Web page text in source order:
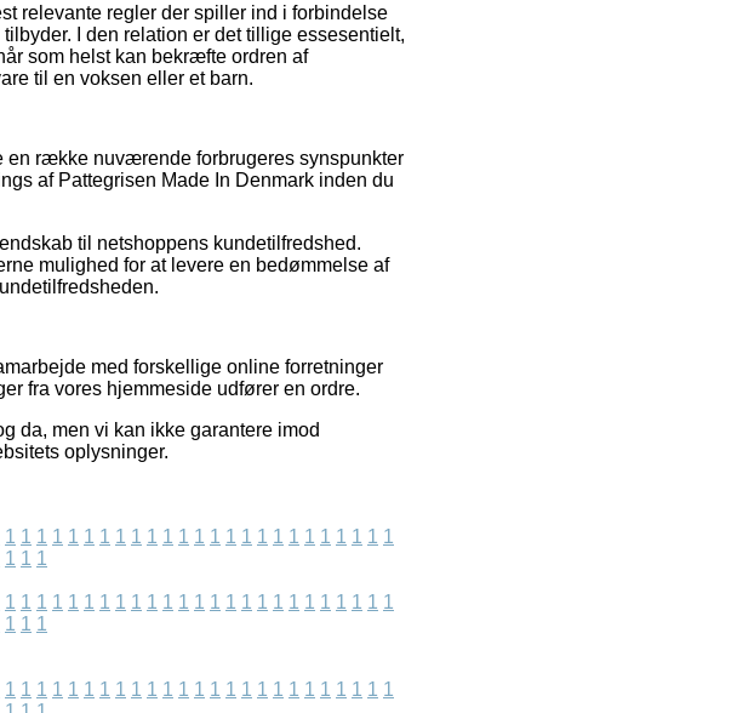
relevante regler der spiller ind i forbindelse
I den relation er det tillige essesentielt,
som helst kan bekræfte ordren af
til en voksen eller et barn.
række nuværende forbrugeres synspunkter
af Pattegrisen Made In Denmark inden du
til netshoppens kundetilfredshed.
mulighed for at levere en bedømmelse af
med forskellige online forretninger
fra vores hjemmeside udfører en ordre.
da, men vi kan ikke garantere imod
oplysninger.
1 1 1 1 1 1 1 1 1 1 1 1 1 1 1 1 1 1 1 1 1 1 1 1 1
1 1 1
1 1 1 1 1 1 1 1 1 1 1 1 1 1 1 1 1 1 1 1 1 1 1 1 1
1 1 1
1 1 1 1 1 1 1 1 1 1 1 1 1 1 1 1 1 1 1 1 1 1 1 1 1